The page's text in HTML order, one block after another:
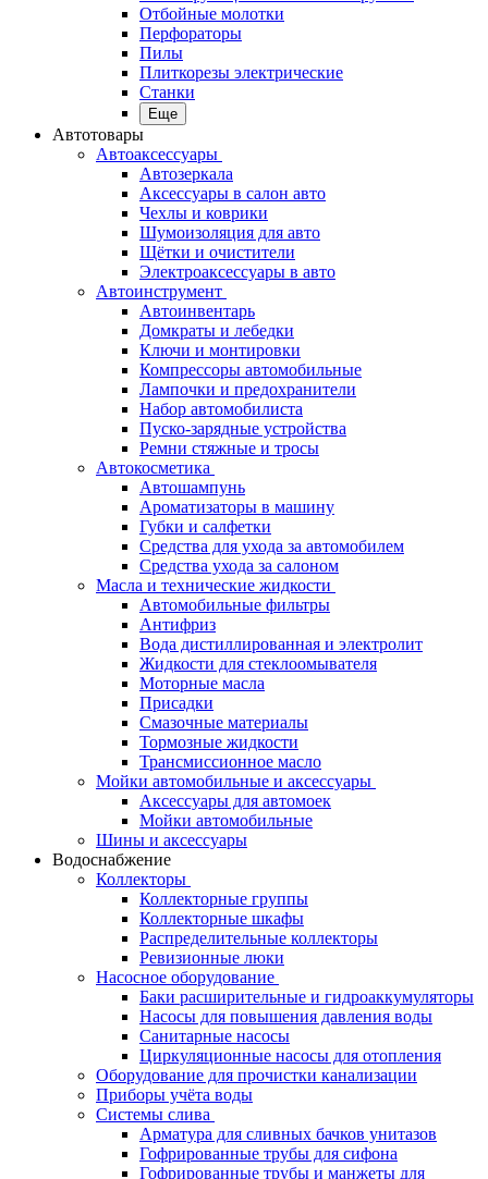
Отбойные молотки
Перфораторы
Пилы
Плиткорезы электрические
Станки
Еще
Автотовары
Автоаксессуары
Автозеркала
Аксессуары в салон авто
Чехлы и коврики
Шумоизоляция для авто
Щётки и очистители
Электроаксессуары в авто
Автоинструмент
Автоинвентарь
Домкраты и лебедки
Ключи и монтировки
Компрессоры автомобильные
Лампочки и предохранители
Набор автомобилиста
Пуско-зарядные устройства
Ремни стяжные и тросы
Автокосметика
Автошампунь
Ароматизаторы в машину
Губки и салфетки
Средства для ухода за автомобилем
Средства ухода за салоном
Масла и технические жидкости
Автомобильные фильтры
Антифриз
Вода дистиллированная и электролит
Жидкости для стеклоомывателя
Моторные масла
Присадки
Смазочные материалы
Тормозные жидкости
Трансмиссионное масло
Мойки автомобильные и аксессуары
Аксессуары для автомоек
Мойки автомобильные
Шины и аксессуары
Водоснабжение
Коллекторы
Коллекторные группы
Коллекторные шкафы
Распределительные коллекторы
Ревизионные люки
Насосное оборудование
Баки расширительные и гидроаккумуляторы
Насосы для повышения давления воды
Санитарные насосы
Циркуляционные насосы для отопления
Оборудование для прочистки канализации
Приборы учёта воды
Системы слива
Арматура для сливных бачков унитазов
Гофрированные трубы для сифона
Гофрированные трубы и манжеты для